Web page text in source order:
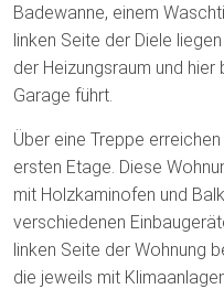
Badewanne, einem
linken Seite der Diele
der Heizungsraum und hier
Garage führt.
Über eine Treppe
ersten Etage. Diese
mit Holzkaminofen und
verschiedenen
linken Seite der Wohnung
die jeweils mit